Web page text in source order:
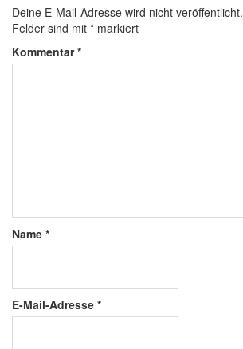
Deine E-Mail-Adresse wird nicht veröffentlicht.
Felder sind mit * markiert
Kommentar*
Name *
E-Mail-Adresse *